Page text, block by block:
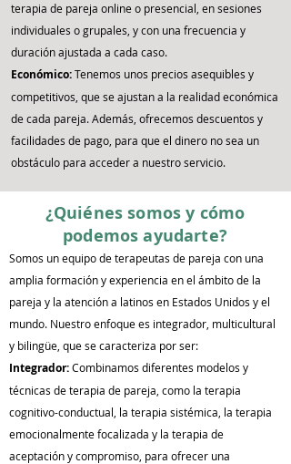
terapia de pareja online o presencial, en sesiones
individuales o grupales, y con una frecuencia y
duración ajustada a cada caso.
Económico:Tenemos unos precios asequibles y
competitivos, que se ajustan a la realidad económica
de cada pareja. Además, ofrecemos descuentos y
facilidades de pago, para que el dinero no sea un
obstáculo para acceder a nuestro servicio.
¿Quiénes somos y cómo
podemos ayudarte?
Somos un equipo de terapeutas de pareja con una
amplia formación y experiencia en el ámbito de la
pareja y la atención a latinos en Estados Unidos y el
mundo. Nuestro enfoque es integrador, multicultural
y bilingüe, que se caracteriza por ser:
Integrador:Combinamos diferentes modelos y
técnicas de terapia de pareja, como la terapia
cognitivo-conductual, la terapia sistémica, la terapia
emocionalmente focalizada y la terapia de
aceptación y compromiso, para ofrecer una